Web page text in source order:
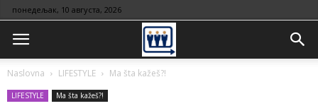
понедељак, 10 августа, 2026
Naslovna LIFESTYLE Ma šta kažeš?!
LIFESTYLE Ma šta kažeš?!